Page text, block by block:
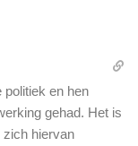
politiek en hen
gehad. Het is
zich hiervan